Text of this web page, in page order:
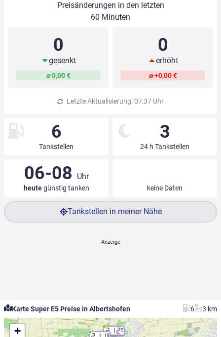
Preisänderungen in den letzten
60 Minuten
0
gesenkt
⌀ 0,00 €
0
erhöht
⌀ +0,00 €
Letzte Aktualisierung: 07:37 Uhr
6
Tankstellen
3
24 h Tankstellen
06-08 Uhr
heutegünstig tanken keine Daten
Tankstellen in meiner Nähe
Karte Super E5 Preise in Albertshofen 6 3 km
2.129
9
+